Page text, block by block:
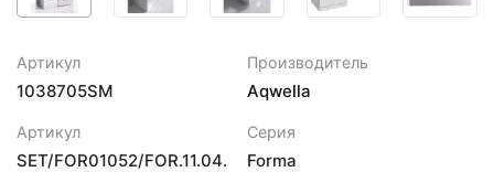
Артикул
1038705SM
Производитель
Aqwella
Артикул
SET/FOR01052/FOR.11.04.
Серия
Forma